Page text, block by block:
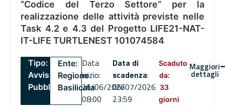
“Codice del Terzo Settore” per la
realizzazione delle attività previste nelle
Task 4.2 e 4.3 del Progetto LIFE21-NAT-
IT-LIFE TURTLENEST 101074584
Tipo:
Avviso
Pubblico
Ente:
Regione
Basilicata
Data
inizio:
26/06/2026
08:00
Data di
scadenza:
06/07/2026
23:59
Scaduto
da:
33
giorni
Maggiori
dettagli